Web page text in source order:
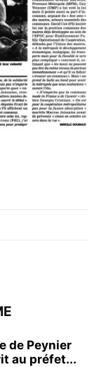
de Peynier
au préfet...